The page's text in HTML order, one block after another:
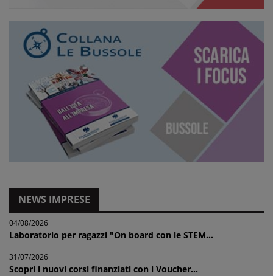
NEWS IMPRESE
04/08/2026
Laboratorio per ragazzi "On board con le STEM...
31/07/2026
Scopri i nuovi corsi finanziati con i Voucher...